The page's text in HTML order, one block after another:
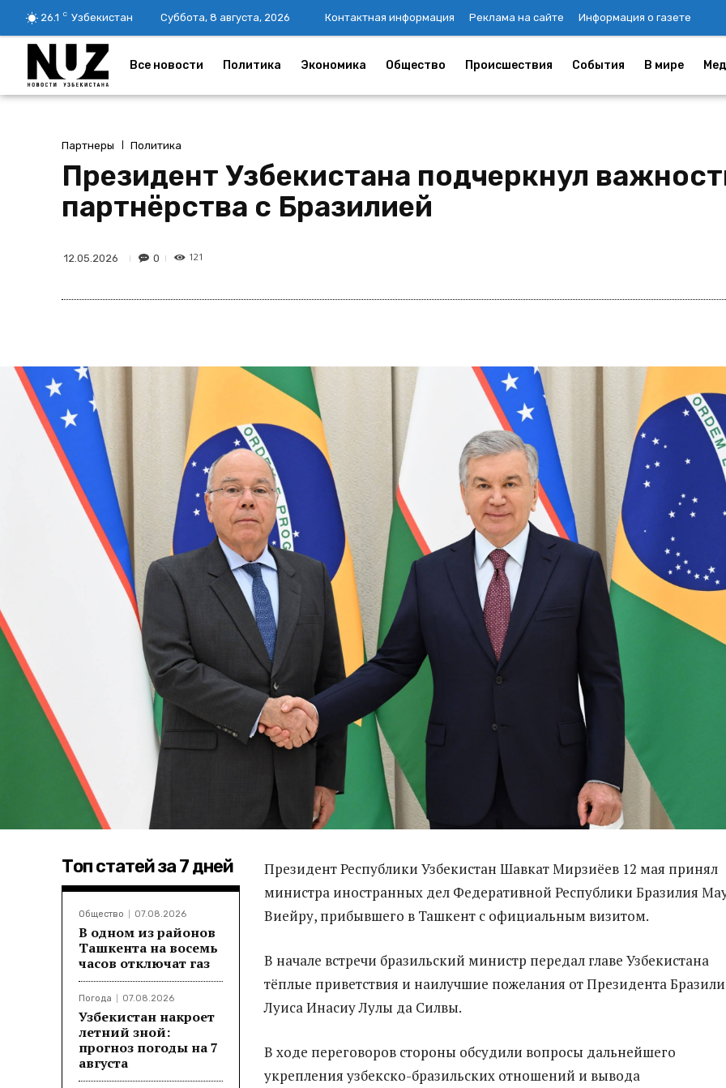
26.1 C Узбекистан Суббота, 8 августа, 2026 Контактная информация Реклама на сайте Информация о газете
Все новости Политика Экономика Общество Происшествия События В мире
Партнеры Политика
Президент Узбекистана подчеркнул
партнёрства с Бразилией
12.05.2026 0 121
Топ статей за 7 дней
Общество 07.08.2026
В одном из районов
Ташкента на восемь
часов отключат газ
Погода 07.08.2026
Узбекистан накроет
летний зной:
прогноз погоды на 7
августа
Президент Республики Узбекистан Шавкат Мирзиёев 12 мая принял
министра иностранных дел Федеративной Республики Бразилия
Виейру, прибывшего в Ташкент с официальным визитом.
В начале встречи бразильский министр передал главе Узбекистана
тёплые приветствия и наилучшие пожелания от Президента
Луиса Инасиу Лулы да Силвы.
В ходе переговоров стороны обсудили вопросы дальнейшего
укрепления узбекско-бразильских отношений и вывода